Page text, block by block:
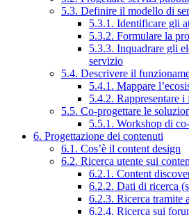
5.3. Definire il modello di
5.3.1. Identificare gli
5.3.2. Formulare la
5.3.3. Inquadrare gli
servizio
5.4. Descrivere il
5.4.1. Mappare
5.4.2. Rappresentare
5.5. Co-progettare le
5.5.1. Workshop di
6. Progettazione dei contenuti
6.1. Cos’è il content design
6.2. Ricerca utente sui
6.2.1. Content
6.2.2. Dati di ricerca
6.2.3. Ricerca tramite
6.2.4. Ricerca sui